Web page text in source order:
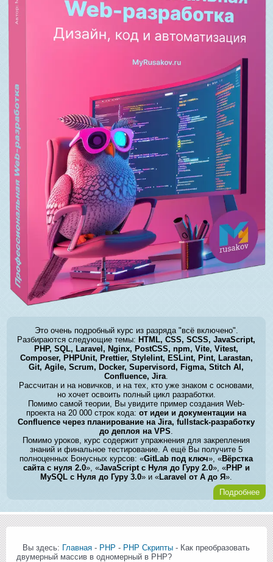
Это очень подробный курс из разряда "всё включено".
Разбираются следующие темы: HTML, CSS, SCSS, JavaScript,
PHP, SQL, Laravel, Nginx, PostCSS, npm, Vite, Vitest,
Composer, PHPUnit, Prettier, Stylelint, ESLint, Pint, Larastan,
Git, Agile, Scrum, Docker, Supervisord, Figma, Stitch AI,
Confluence, Jira.
Рассчитан и на новичков, и на тех, кто уже знаком с основами,
но хочет освоить полный цикл разработки.
Помимо самой теории, Вы увидите пример создания Web-
проекта на 20 000 строк кода:от идеи и документации на
Confluence через планирование на Jira, fullstack-разработку
до деплоя на VPS.
Помимо уроков, курс содержит упражнения для закрепления
знаний и финальное тестирование. А ещё Вы получите 5
полноценных Бонусных курсов: «GitLab под ключ», «Вёрстка
сайта с нуля 2.0», «JavaScript с Нуля до Гуру 2.0», «PHP и
MySQL с Нуля до Гуру 3.0» и «Laravel от А до Я».
Подробнее
Вы здесь: Главная - PHP - PHP Скрипты - Как преобразовать
двумерный массив в одномерный в PHP?